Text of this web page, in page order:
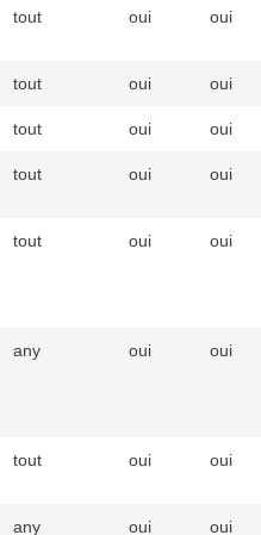
tout oui oui
tout oui oui
tout oui oui
tout oui oui
tout oui oui
any oui oui
tout oui oui
any oui oui